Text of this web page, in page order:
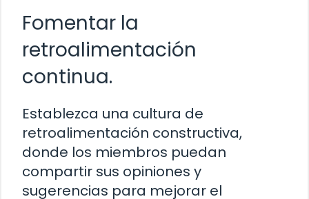
Fomentar la
retroalimentación
continua.
Establezca una cultura de
retroalimentación constructiva,
donde los miembros puedan
compartir sus opiniones y
sugerencias para mejorar el